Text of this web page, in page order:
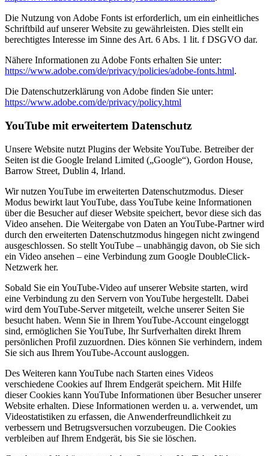
Die Nutzung von Adobe Fonts ist erforderlich, um ein einheitliches
Schriftbild auf unserer Website zu gewährleisten. Dies stellt ein
berechtigtes Interesse im Sinne des Art. 6 Abs. 1 lit. f DSGVO dar.
Nähere Informationen zu Adobe Fonts erhalten Sie unter:
https://www.adobe.com/de/privacy/policies/adobe-fonts.html.
Die Datenschutzerklärung von Adobe finden Sie unter:
https://www.adobe.com/de/privacy/policy.html
YouTube mit erweitertem Datenschutz
Unsere Website nutzt Plugins der Website YouTube. Betreiber der
Seiten ist die Google Ireland Limited („Google“), Gordon House,
Barrow Street, Dublin 4, Irland.
Wir nutzen YouTube im erweiterten Datenschutzmodus. Dieser
Modus bewirkt laut YouTube, dass YouTube keine Informationen
über die Besucher auf dieser Website speichert, bevor diese sich das
Video ansehen. Die Weitergabe von Daten an YouTube-Partner wird
durch den erweiterten Datenschutzmodus hingegen nicht zwingend
ausgeschlossen. So stellt YouTube – unabhängig davon, ob Sie sich
ein Video ansehen – eine Verbindung zum Google DoubleClick-
Netzwerk her.
Sobald Sie ein YouTube-Video auf unserer Website starten, wird
eine Verbindung zu den Servern von YouTube hergestellt. Dabei
wird dem YouTube-Server mitgeteilt, welche unserer Seiten Sie
besucht haben. Wenn Sie in Ihrem YouTube-Account eingeloggt
sind, ermöglichen Sie YouTube, Ihr Surfverhalten direkt Ihrem
persönlichen Profil zuzuordnen. Dies können Sie verhindern, indem
Sie sich aus Ihrem YouTube-Account ausloggen.
Des Weiteren kann YouTube nach Starten eines Videos
verschiedene Cookies auf Ihrem Endgerät speichern. Mit Hilfe
dieser Cookies kann YouTube Informationen über Besucher unserer
Website erhalten. Diese Informationen werden u. a. verwendet, um
Videostatistiken zu erfassen, die Anwenderfreundlichkeit zu
verbessern und Betrugsversuchen vorzubeugen. Die Cookies
verbleiben auf Ihrem Endgerät, bis Sie sie löschen.